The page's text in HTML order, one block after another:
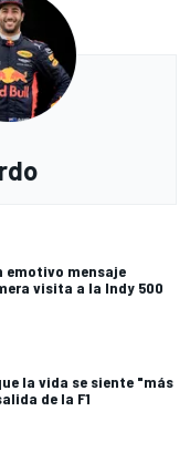
emotivo mensaje
visita a la Indy 500
la vida se siente "más
de la F1